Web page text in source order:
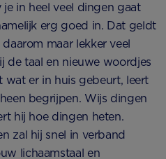
in heel veel dingen gaat
erg goed in. Dat geldt
maar lekker veel
de taal en nieuwe woordjes
wat er in huis gebeurt, leert
begrijpen. Wijs dingen
hij hoe dingen heten.
zal hij snel in verband
lichaamstaal en